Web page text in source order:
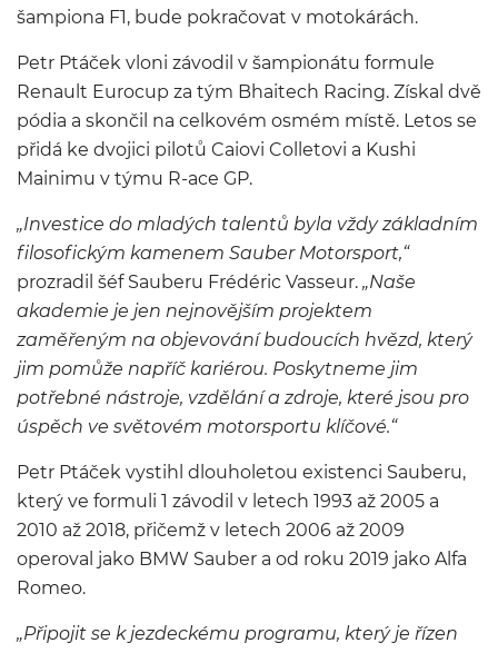
šampiona F1, bude pokračovat v motokárách.
Petr Ptáček vloni závodil v šampionátu formule
Renault Eurocup za tým Bhaitech Racing. Získal dvě
pódia a skončil na celkovém osmém místě. Letos se
přidá ke dvojici pilotů Caiovi Colletovi a Kushi
Mainimu v týmu R-ace GP.
„Investice do mladých talentů byla vždy základním
filosofickým kamenem Sauber Motorsport,“
prozradil šéf Sauberu Frédéric Vasseur. „Naše
akademie je jen nejnovějším projektem
zaměřeným na objevování budoucích hvězd, který
jim pomůže napříč kariérou. Poskytneme jim
potřebné nástroje, vzdělání a zdroje, které jsou pro
úspěch ve světovém motorsportu klíčové.“
Petr Ptáček vystihl dlouholetou existenci Sauberu,
který ve formuli 1 závodil v letech 1993 až 2005 a
2010 až 2018, přičemž v letech 2006 až 2009
operoval jako BMW Sauber a od roku 2019 jako Alfa
Romeo.
„Připojit se k jezdeckému programu, který je řízen